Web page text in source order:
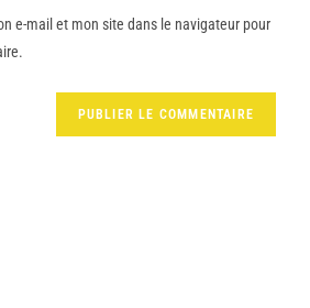
e-mail et mon site dans le navigateur pour